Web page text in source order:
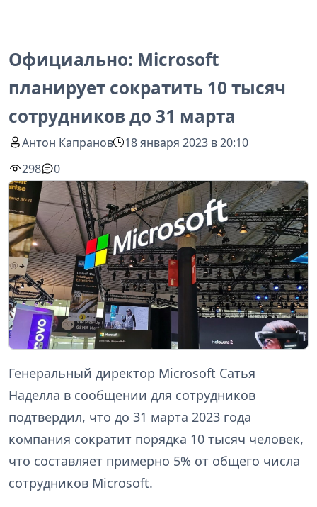
Официально: Microsoft
планирует сократить 10 тысяч
сотрудников до 31 марта
Антон Капранов
18 января 2023 в 20:10
298
0
Генеральный директор Microsoft Сатья
Наделла в сообщении для сотрудников
подтвердил, что до 31 марта 2023 года
компания сократит порядка 10 тысяч человек,
что составляет примерно 5% от общего числа
сотрудников Microsoft.